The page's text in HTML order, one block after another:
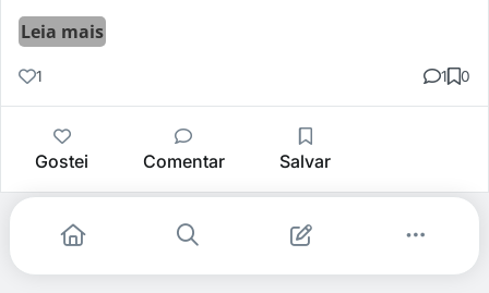
Leia mais
1 1 0
Gostei Comentar Salvar